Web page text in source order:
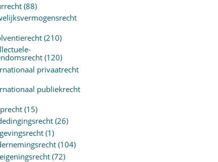
(88)
(210)
(120)
privaatrecht
publiekrecht
(15)
(26)
(1)
(104)
(72)